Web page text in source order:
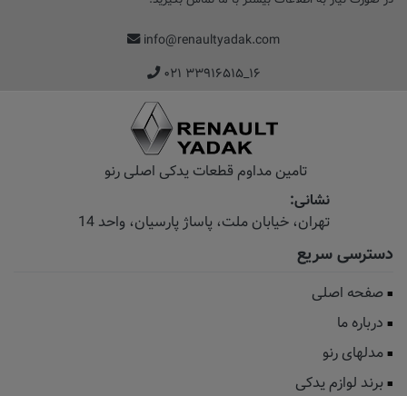
info@renaultyadak.com
۰۲۱ ۳۳۹۱۶۵۱۵_۱۶
تامین مداوم قطعات یدکی اصلی رنو
نشانی:
تهران، خیابان‌ ملت، پاساژ‌ پارسیان، واحد 14
دسترسی سریع
صفحه اصلی
درباره ما
مدلهای رنو
برند لوازم یدکی